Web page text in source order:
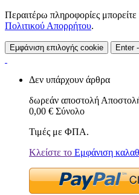
Περαιτέρω πληροφορίες μπορείτε
Πολιτικού Απορρήτου.
Εμφάνιση επιλογής cookie Enter
Δεν υπάρχουν άρθρα
δωρεάν αποστολή
0,00 € Σύνολο
Τιμές με ΦΠΑ.
Κλείστε το Εμφάνιση